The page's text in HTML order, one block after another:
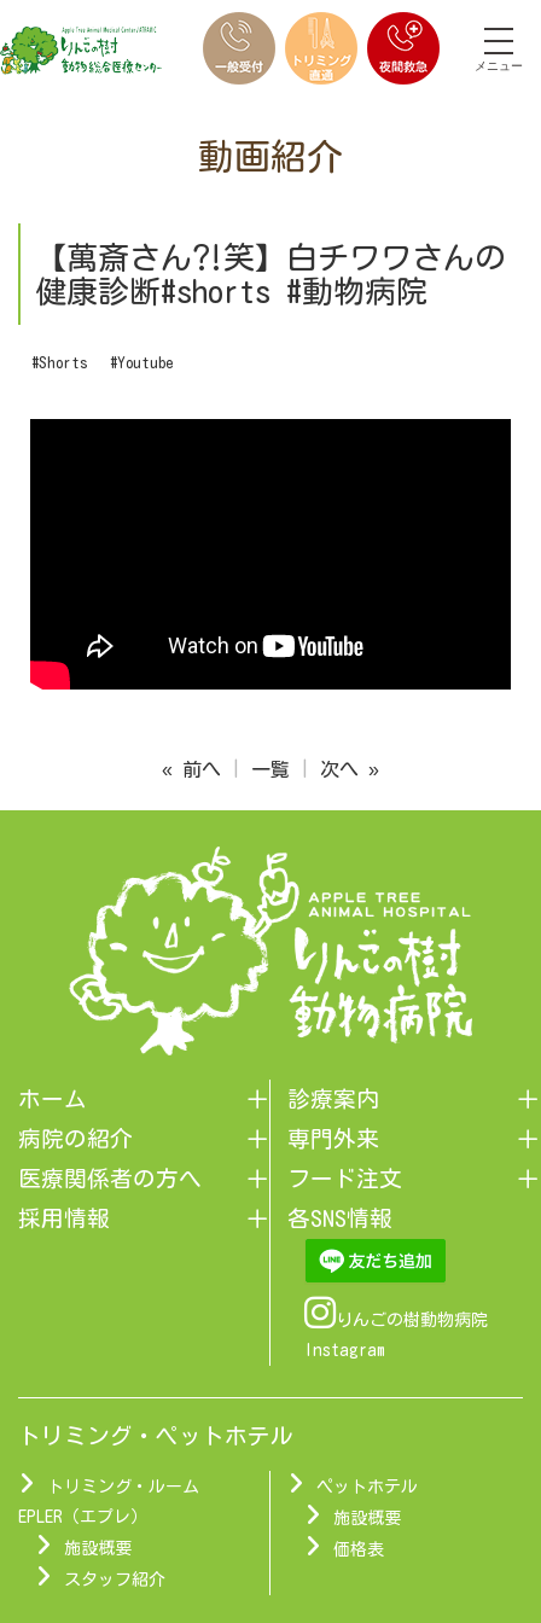
メニュー
動画紹介
【萬斎さん⁈笑】白チワワさんの
健康診断#shorts #動物病院
#Shorts #Youtube
« 前へ 一覧 次へ »
ホーム
病院の紹介
医療関係者の方へ
採用情報
診療案内
専門外来
フード注文
各SNS情報
りんごの樹動物病院
Instagram
トリミング・ペットホテル
トリミング・ルーム
EPLER（エプレ）
施設概要
スタッフ紹介
ペットホテル
施設概要
価格表